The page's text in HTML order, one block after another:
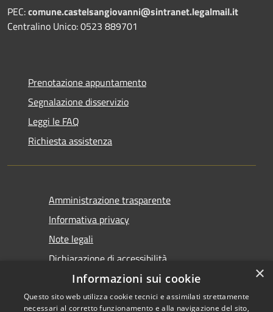
PEC:comune.castelsangiovanni@sintranet.legalmail.it
Centralino Unico: 0523 889701
Prenotazione appuntamento
Segnalazione disservizio
Leggi le FAQ
Richiesta assistenza
Amministrazione trasparente
Informativa privacy
Note legali
Dichiarazione di accessibilità
×
Informazioni sui cookie
Questo sito web utilizza cookie tecnici e assimilati strettamente
necessari al corretto funzionamento e alla navigazione del sito,